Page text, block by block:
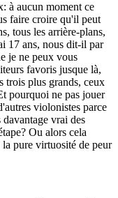
à aucun moment ce
faire croire qu'il peut
tous les arrière-plans,
17 ans, nous dit-il par
je ne peux vous
favoris jusque là,
trois plus grands, ceux
pourquoi ne pas jouer
violonistes parce
davantage vrai des
Ou alors cela
pure virtuosité de peur